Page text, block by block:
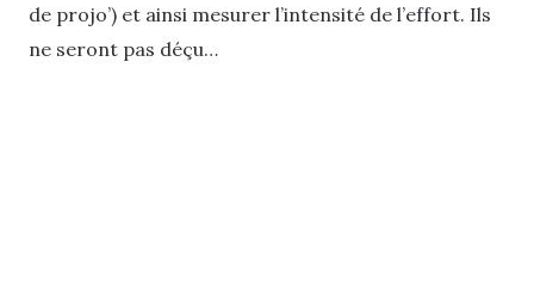
de projo’) et ainsi mesurer l’intensité de l’effort. Ils
ne seront pas déçu…